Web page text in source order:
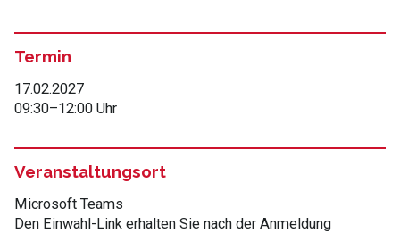
Termin
17.02.2027
09:30–12:00 Uhr
Veranstaltungsort
Microsoft Teams
Den Einwahl-Link erhalten Sie nach der Anmeldung